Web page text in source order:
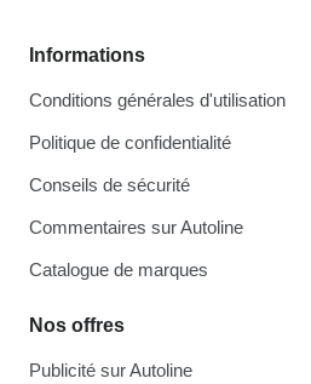
Informations
Conditions générales d'utilisation
Politique de confidentialité
Conseils de sécurité
Commentaires sur Autoline
Catalogue de marques
Nos offres
Publicité sur Autoline